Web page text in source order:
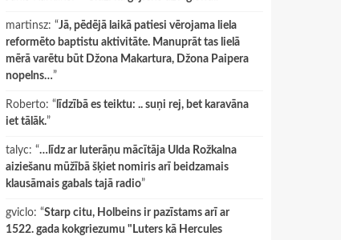
martinsz: “Jā, pēdējā laikā patiesi vērojama liela
reformēto baptistu aktivitāte. Manuprāt tas lielā
mērā varētu būt Džona Makartura, Džona Paipera
nopelns…”
Roberto: “ līdzībā es teiktu: .. suņi rej, bet karavāna
iet tālāk.”
talyc: “…līdz ar luterāņu mācītāja Ulda Rožkalna
aiziešanu mūžībā šķiet nomiris arī beidzamais
klausāmais gabals tajā radio”
gviclo: “Starp citu, Holbeins ir pazīstams arī ar
1522. gada kokgriezumu "Luters kā Hercules